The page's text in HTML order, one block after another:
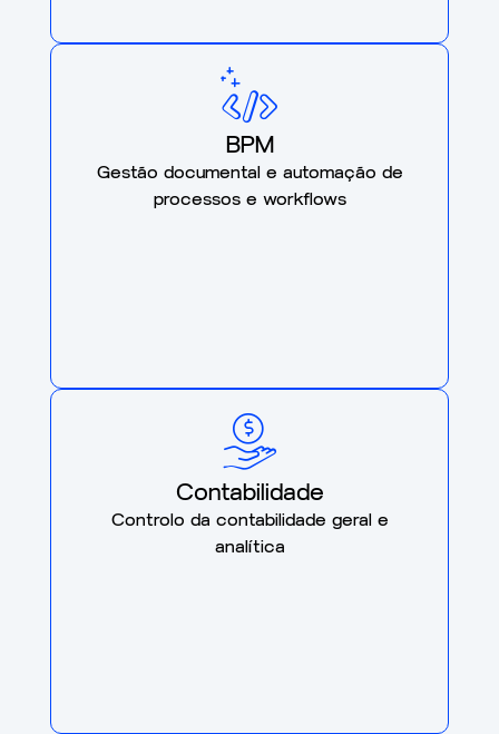
BPM
Gestão documental e automação de
processos e workflows
Contabilidade
Controlo da contabilidade geral e
analítica